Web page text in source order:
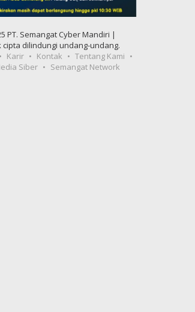
PT. Semangat Cyber Mandiri |
cipta dilindungi undang-undang.
Karir Kontak
Tentang Kami
Siber
Semangat Network